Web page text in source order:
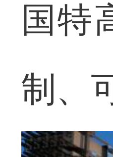
国特
制、